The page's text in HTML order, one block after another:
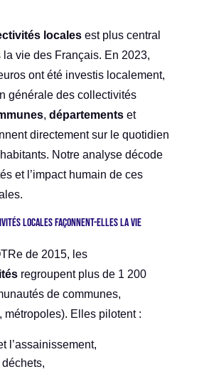
localesest plus central
vie des Français. En 2023,
ont été investis localement,
générale des collectivités
, départementset
directement sur le quotidien
Notre analyse décode
et l’impact humain de ces
locales façonnent-elles la vie
de 2015, les
regroupent plus de 1 200
de communes,
métropoles). Elles pilotent :
l’assainissement,